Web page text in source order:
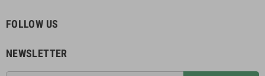
FOLLOW US
NEWSLETTER